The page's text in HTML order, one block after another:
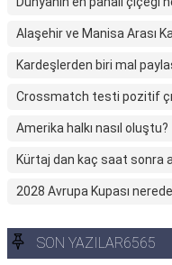
Alaşehir ve Manisa Arası
Kardeşlerden biri mal
Crossmatch testi pozitif
Amerika halkı nasıl oluştu?
Kürtaj dan kaç saat sonra
2028 Avrupa Kupası nerede
SON YAZILAR6565